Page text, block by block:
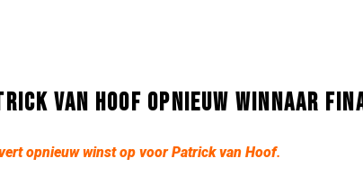
VAN HOOF OPNIEUW WINNAAR
opnieuw winst op voor Patrick van Hoof.